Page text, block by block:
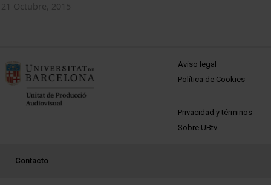
21 Octubre, 2015
MENÚ PEU 1
Aviso legal
Política de Cookies
PEU 2
Privacidad y términos
Sobre UBtv
PEU 3
Contacto